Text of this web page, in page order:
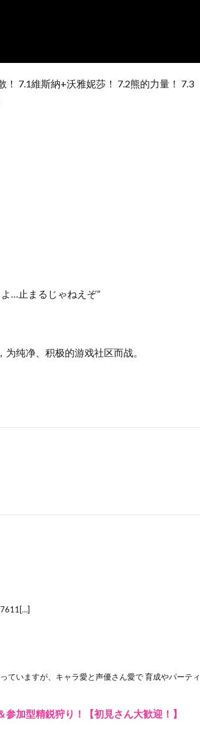
！ 7.1維斯納+沃雅妮莎！ 7.2熊的力量！ 7.3
…止まるじゃねえぞ”
纯净、积极的游戏社区而战。
ていますが、キャラ愛と声優さん愛で 育成やパーティ
加型精鋭狩り！【初見さん大歓迎！】